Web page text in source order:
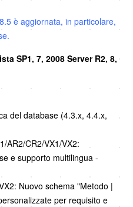
è aggiornata, in particolare,
SP1, 7, 2008 Server R2, 8,
del database (4.3.x, 4.4.x,
AR2/CR2/VX1/VX2:
e supporto multilingua -
Nuovo schema "Metodo |
per requisito e